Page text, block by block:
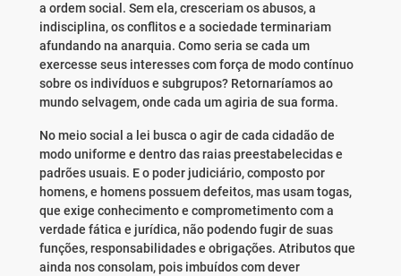
a ordem social. Sem ela, cresceriam os abusos, a
indisciplina, os conflitos e a sociedade terminariam
afundando na anarquia. Como seria se cada um
exercesse seus interesses com força de modo contínuo
sobre os indivíduos e subgrupos? Retornaríamos ao
mundo selvagem, onde cada um agiria de sua forma.
No meio social a lei busca o agir de cada cidadão de
modo uniforme e dentro das raias preestabelecidas e
padrões usuais. E o poder judiciário, composto por
homens, e homens possuem defeitos, mas usam togas,
que exige conhecimento e comprometimento com a
verdade fática e jurídica, não podendo fugir de suas
funções, responsabilidades e obrigações. Atributos que
ainda nos consolam, pois imbuídos com dever